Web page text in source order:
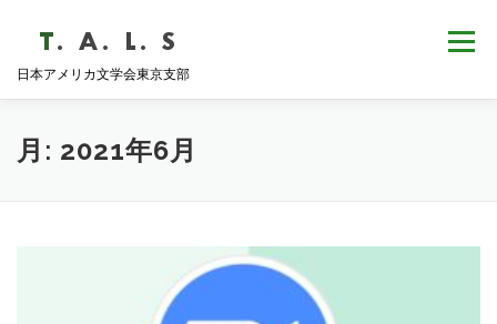
ツ
日本アメリカ文学会東京支部
メニュー
HOME NEWS
月: 2021年6月